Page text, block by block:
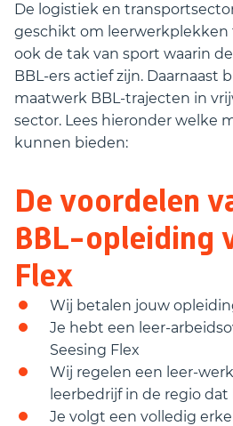
De logistiek en
geschikt om leerwerkplekken
ook de tak van sport waarin
BBL-ers actief zijn. Daarnaast
maatwerk BBL-trajecten in
sector. Lees hieronder welke
kunnen bieden:
De voordelen
BBL-opleiding
Flex
Wij betalen jouw
Je hebt een leer-
Seesing Flex
Wij regelen een leer-
leerbedrijf in de regio
Je volgt een volledig